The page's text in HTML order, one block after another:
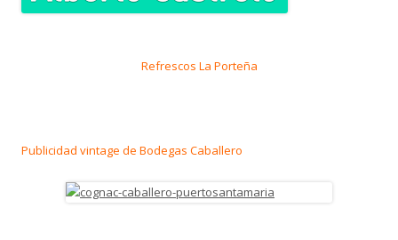
Refrescos La Porteña
Publicidad vintage de Bodegas Caballero